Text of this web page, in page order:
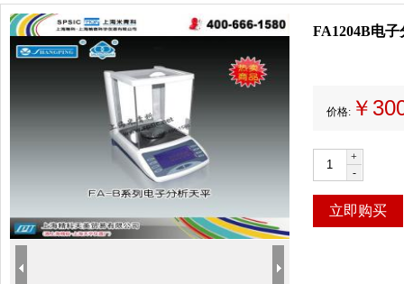
FA1204B电
价格: ￥
+
-
立即购买